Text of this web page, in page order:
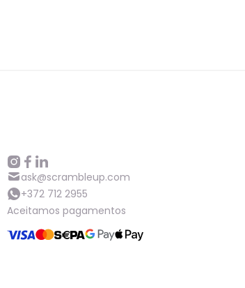
ask@scrambleup.com
+372 712 2955
Aceitamos pagamentos